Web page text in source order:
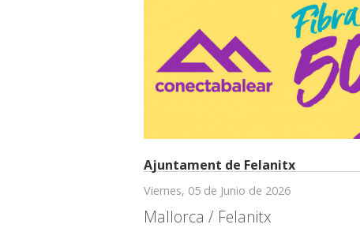
Ajuntament de Felanitx
Viernes, 05 de Junio de 2026
Mallorca / Felanitx